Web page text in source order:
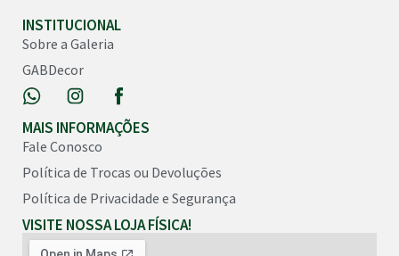
INSTITUCIONAL
Sobre a Galeria
GABDecor
MAIS INFORMAÇÕES
Fale Conosco
Política de Trocas ou Devoluções
Política de Privacidade e Segurança
VISITE NOSSA LOJA FÍSICA!